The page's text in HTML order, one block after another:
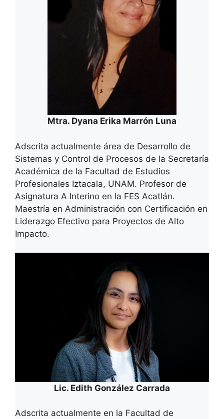
Mtra. Dyana Erika Marrón Luna
Adscrita actualmente área de Desarrollo de
Sistemas y Control de Procesos de la Secretaría
Académica de la Facultad de Estudios
Profesionales Iztacala, UNAM. Profesor de
Asignatura A Interino en la FES Acatlán.
Maestría en Administración con Certificación en
Liderazgo Efectivo para Proyectos de Alto
Impacto.
Lic. Edith González Carrada
Adscrita actualmente en la Facultad de